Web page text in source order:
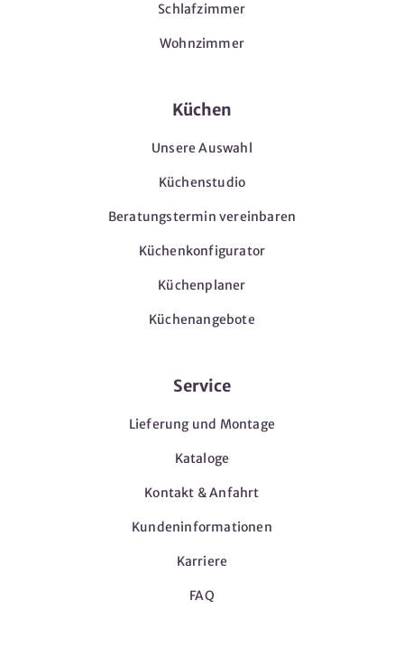
Schlafzimmer
Wohnzimmer
Küchen
Unsere Auswahl
Küchenstudio
Beratungstermin vereinbaren
Küchenkonfigurator
Küchenplaner
Küchenangebote
Service
Lieferung und Montage
Kataloge
Kontakt & Anfahrt
Kundeninformationen
Karriere
FAQ